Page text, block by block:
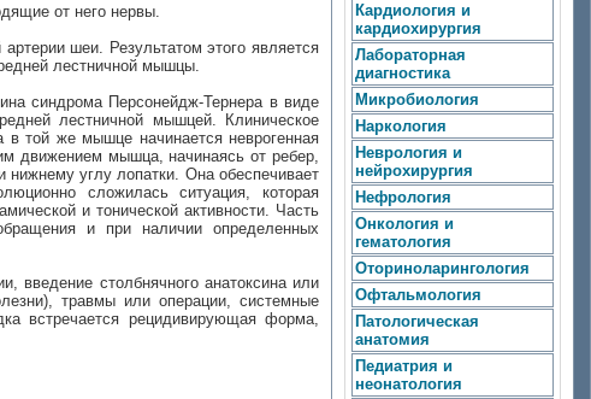
от него нервы.
шеи. Результатом этого является
лестничной мышцы.
синдрома Персонейдж-Тернера в виде
лестничной мышцей. Клиническое
в той же мышце начинается неврогенная
движением мышца, начинаясь от ребер,
нижнему углу лопатки. Она обеспечивает
сложилась ситуация, которая
и тонической активности. Часть
и при наличии определенных
введение столбнячного анатоксина или
травмы или операции, системные
встречается рецидивирующая форма,
Кардиология и
кардиохирургия
Лабораторная
диагностика
Микробиология
Наркология
Неврология и
нейрохирургия
Нефрология
Онкология и
гематология
Оториноларингология
Офтальмология
Патологическая
анатомия
Педиатрия и
неонатология